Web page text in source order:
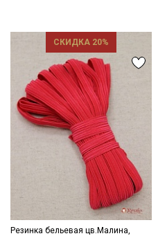
СКИДКА 20%
Резинка бельевая цв.Малина,